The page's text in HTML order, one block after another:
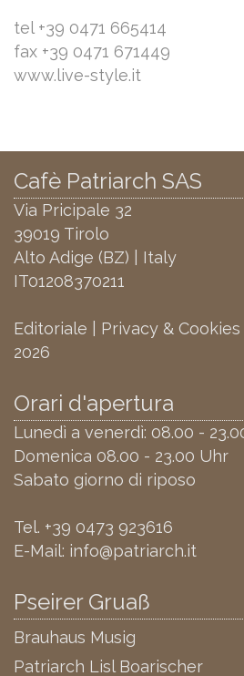
tel +39 0471 665414
fax +39 0471 671449
www.live-style.it
Cafè Patriarch SAS
Via Pricipale 32
39019 Tirolo
Alto Adige (BZ) | Italy
IT01208370211
Editoriale Privacy & Cookies
2026
Orari d'apertura
Lunedì a venerdì: 08.00 -
Domenica 08.00 - 23.00 Uhr
Sabato giorno di riposo
Tel. +39 0473 923616
E-Mail: info@patriarch.it
Pseirer Gruaß
Brauhaus Musig
Patriarch Lisl Boarischer